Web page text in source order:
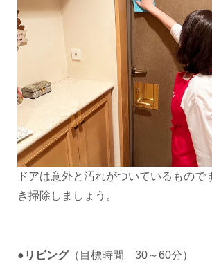
ドアは意外と汚れがついているもので
き掃除しましょう。
●リビング（目標時間 30～60分）